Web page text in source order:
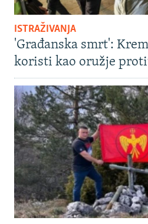
ISTRAŽIVANJA
'Građanska smrt':
koristi kao oružje